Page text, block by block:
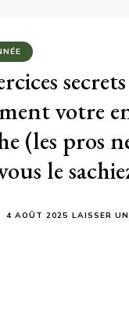
secrets
votre
(les pros
le
4 AOÛT 2025 LAISSER